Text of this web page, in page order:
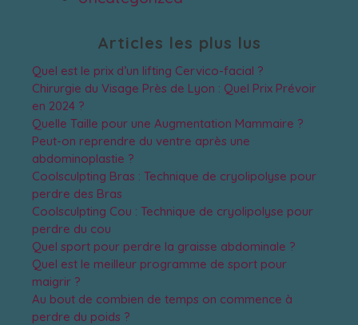
Articles les plus lus
Quel est le prix d’un lifting Cervico-facial ?
Chirurgie du Visage Près de Lyon : Quel Prix Prévoir
en 2024 ?
Quelle Taille pour une Augmentation Mammaire ?
Peut-on reprendre du ventre après une
abdominoplastie ?
Coolsculpting Bras : Technique de cryolipolyse pour
perdre des Bras
Coolsculpting Cou : Technique de cryolipolyse pour
perdre du cou
Quel sport pour perdre la graisse abdominale ?
Quel est le meilleur programme de sport pour
maigrir ?
Au bout de combien de temps on commence à
perdre du poids ?